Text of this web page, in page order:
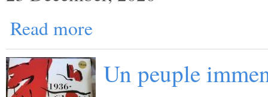
Read more
Un peuple